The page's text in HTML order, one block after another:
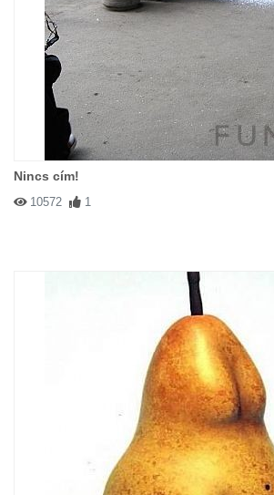
Nincs cím!
10572 1